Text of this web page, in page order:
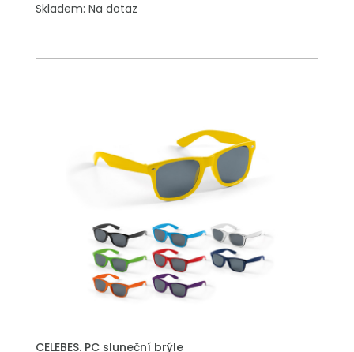
Skladem: Na dotaz
CELEBES. PC sluneční brýle